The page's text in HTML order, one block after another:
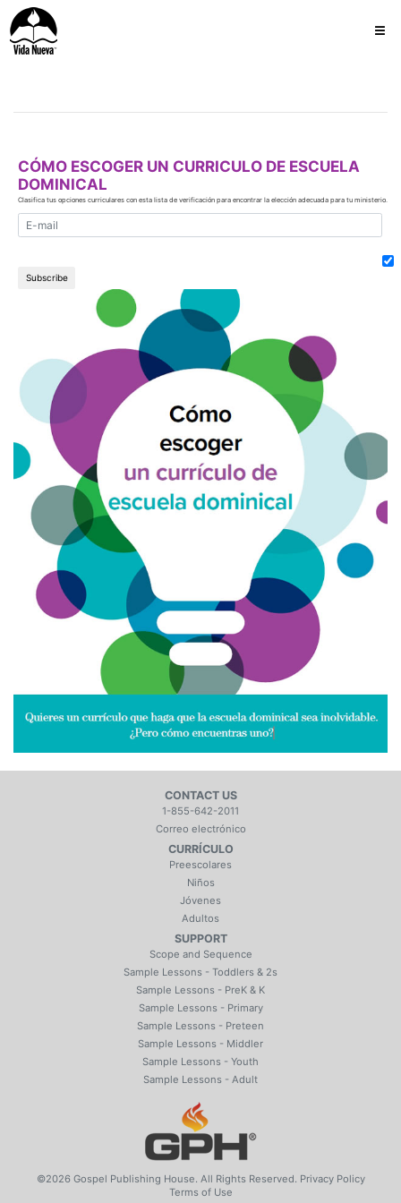
CÓMO ESCOGER UN CURRICULO DE ESCUELA
DOMINICAL
Clasifica tus opciones curriculares con esta lista de verificación para encontrar la elección adecuada para tu ministerio.
E-mail address
CONTACT US
1-855-642-2011
Correo electrónico
CURRÍCULO
Preescolares
Niños
Jóvenes
Adultos
SUPPORT
Scope and Sequence
Sample Lessons - Toddlers & 2s
Sample Lessons - PreK & K
Sample Lessons - Primary
Sample Lessons - Preteen
Sample Lessons - Middler
Sample Lessons - Youth
Sample Lessons - Adult
©2026 Gospel Publishing House. All Rights Reserved. Privacy Policy
Terms of Use